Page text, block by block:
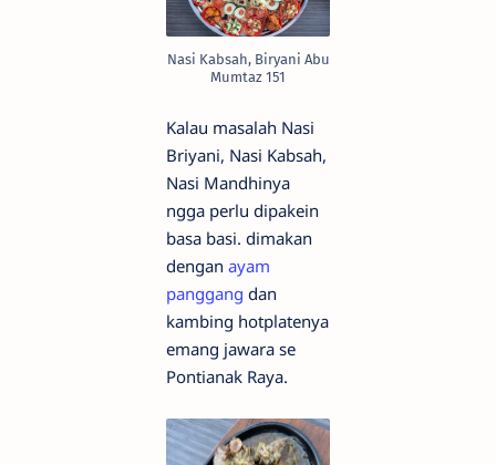
Nasi Kabsah, Biryani Abu
Mumtaz 151
Kalau masalah Nasi
Briyani, Nasi Kabsah,
Nasi Mandhinya
ngga perlu dipakein
basa basi. dimakan
dengan ayam
panggang dan
kambing hotplatenya
emang jawara se
Pontianak Raya.